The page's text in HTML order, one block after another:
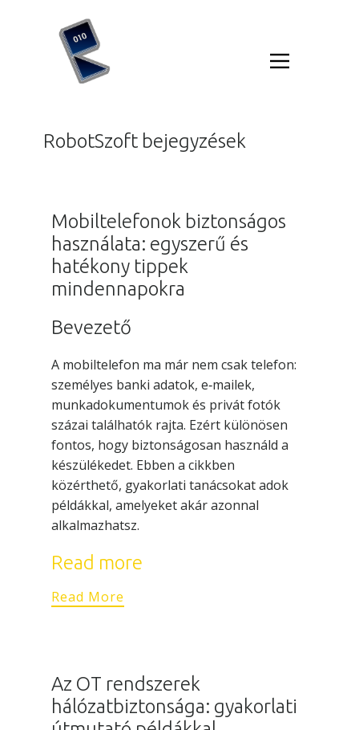
Blog
RobotSzoft bejegyzések
Mobiltelefonok biztonságos
használata: egyszerű és
hatékony tippek
mindennapokra
Bevezető
A mobiltelefon ma már nem csak telefon:
személyes banki adatok, e‑mailek,
munkadokumentumok és privát fotók
százai találhatók rajta. Ezért különösen
fontos, hogy biztonságosan használd a
készülékedet. Ebben a cikkben
közérthető, gyakorlati tanácsokat adok
példákkal, amelyeket akár azonnal
alkalmazhatsz.
Read more
Read More
Az OT rendszerek
hálózatbiztonsága: gyakorlati